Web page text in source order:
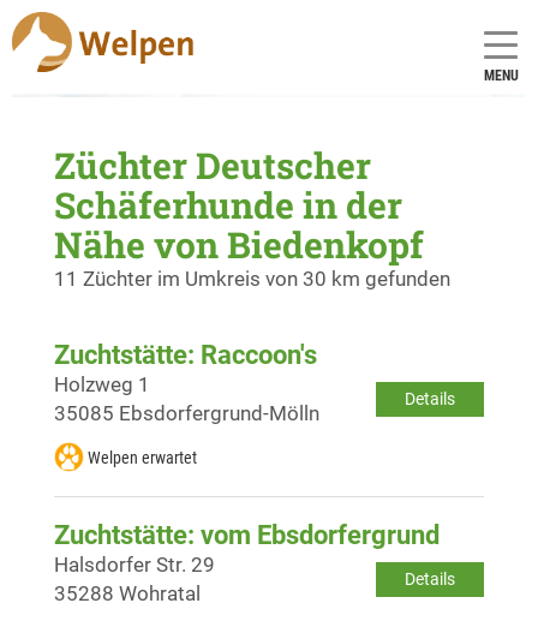
MENU
Züchter Deutscher
Schäferhunde in der
Nähe von Biedenkopf
11 Züchter im Umkreis von 30 km gefunden
Zuchtstätte: Raccoon's
Details
Holzweg 1
35085 Ebsdorfergrund-Mölln
Welpen erwartet
Zuchtstätte: vom Ebsdorfergrund
Details
Halsdorfer Str. 29
35288 Wohratal